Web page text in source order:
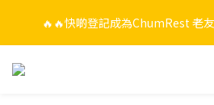
🔥🔥快啲登記成為ChumRest 老
🔥🔥快啲登記成為ChumRest 老
🎁🤩🤩超值優惠：網上下單選用~(銀行
$988 即可免費獲贈手工紫蘇雞皮